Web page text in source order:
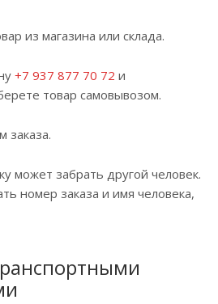
из магазина или склада.
+7 937 877 70 72 и
товар самовывозом.
заказа.
может забрать другой человек.
номер заказа и имя человека,